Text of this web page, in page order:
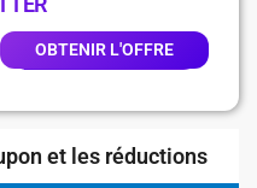
OBTENIR L'OFFRE
et les réductions